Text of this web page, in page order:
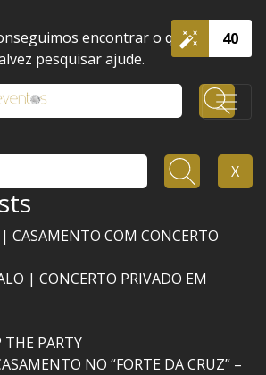
40
encontrar o que procura.
pesquisar ajude.
X
CASAMENTO COM CONCERTO
| CONCERTO PRIVADO EM
THE PARTY
NO “FORTE DA CRUZ” –